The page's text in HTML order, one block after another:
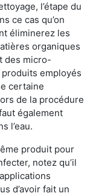
l’étape du
ce cas qu’on
éliminerez les
organiques
des micro-
employés
certaine
de la procédure
également
l’eau.
produit pour
notez qu’il
d’avoir fait un